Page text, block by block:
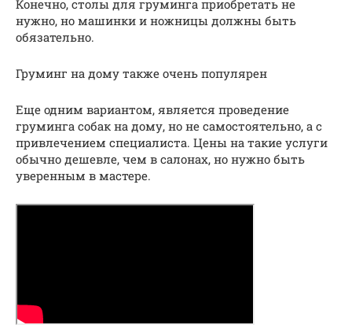
Конечно, столы для груминга приобретать не
нужно, но машинки и ножницы должны быть
обязательно.
Груминг на дому также очень популярен
Еще одним вариантом, является проведение
груминга собак на дому, но не самостоятельно, а с
привлечением специалиста. Цены на такие услуги
обычно дешевле, чем в салонах, но нужно быть
уверенным в мастере.